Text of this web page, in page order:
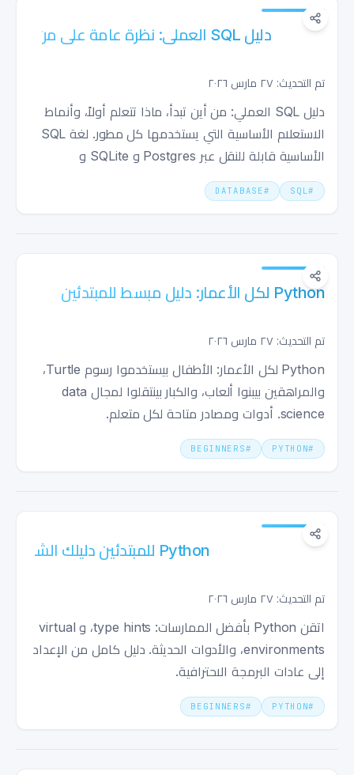
دليل SQL العملي: نظرة عامة على من أين تبدأ
تم التحديث: ٢٧ مارس ٢٠٢٦
دليل SQL العملي: من أين تبدأ، ماذا تتعلم أولاً، وأنماط
الاستعلام الأساسية التي يستخدمها كل مطور. لغة SQL
الأساسية قابلة للنقل عبر Postgres و SQLite و
MySQL؛ يتم تمييز الإضافات الخاصة بالمزودين (مثل
JSONB وغيرها) على هذا النحو.
#
SQL
#
DATABASE
Python لكل الأعمار: دليل مبسط للمبتدئين
تم التحديث: ٢٧ مارس ٢٠٢٦
Python لكل الأعمار: الأطفال بيستخدموا رسوم Turtle،
والمراهقين بيبنوا ألعاب، والكبار بينتقلوا لمجال data
science. أدوات ومصادر متاحة لكل متعلم.
#
PYTHON
#
BEGINNERS
Python للمبتدئين دليلك الشامل لتعلم Python
تم التحديث: ٢٧ مارس ٢٠٢٦
اتقن Python بأفضل الممارسات: type hints، و virtual
environments، والأدوات الحديثة. دليل كامل من الإعداد
إلى عادات البرمجة الاحترافية.
#
PYTHON
#
BEGINNERS